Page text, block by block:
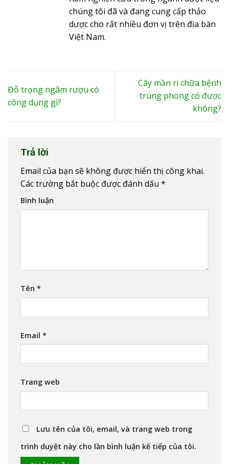
chúng tôi đã và đang cung cấp thảo
dược cho rất nhiều đơn vị trên địa bàn
Việt Nam.
Đỗ trọng ngâm rượu có
công dụng gì?
Cây mần ri chữa bệnh
trúng phong có được
không?
Trả lời
Email của bạn sẽ không được hiển thị công khai.
Các trường bắt buộc được đánh dấu *
Bình luận
Tên *
Email *
Trang web
Lưu tên của tôi, email, và trang web trong
trình duyệt này cho lần bình luận kế tiếp của tôi.